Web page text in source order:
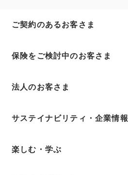
ご契約のあるお客さま
保険をご検討中のお客さま
法人のお客さま
サステイナビリティ・企業情報
楽しむ・学ぶ